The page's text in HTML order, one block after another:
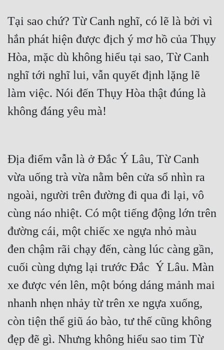
Tại sao chứ? Từ Canh nghĩ, có lẽ là bởi vì
hắn phát hiện được địch ý mơ hồ của Thụy
Hòa, mặc dù không hiểu tại sao, Từ Canh
nghĩ tới nghĩ lui, vẫn quyết định lặng lẽ
làm việc. Nói đến Thụy Hòa thật đúng là
không đáng yêu mà!
Địa điểm vẫn là ở Đắc Ý Lâu, Từ Canh
vừa uống trà vừa nằm bên cửa sổ nhìn ra
ngoài, người trên đường đi qua đi lại, vô
cùng náo nhiệt. Có một tiếng động lớn trên
đường cái, một chiếc xe ngựa nhỏ màu
đen chậm rãi chạy đến, càng lúc càng gần,
cuối cùng dựng lại trước Đắc  Ý Lâu. Màn
xe được vén lên, một bóng dáng mảnh mai
nhanh nhẹn nhảy từ trên xe ngựa xuống,
còn tiện thể giũ áo bào, tư thế cũng không
đẹp đẽ gì. Nhưng không hiểu sao tim Từ